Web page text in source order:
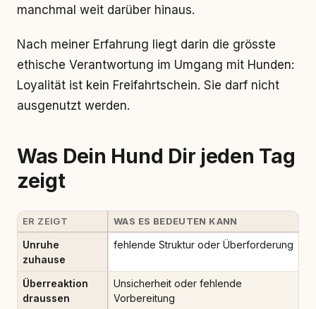
manchmal weit darüber hinaus.
Nach meiner Erfahrung liegt darin die grösste
ethische Verantwortung im Umgang mit Hunden:
Loyalität ist kein Freifahrtschein. Sie darf nicht
ausgenutzt werden.
Was Dein Hund Dir jeden Tag
zeigt
ER ZEIGT WAS ES BEDEUTEN KANN
Unruhe
zuhause
fehlende Struktur oder Überforderung
Überreaktion
draussen
Unsicherheit oder fehlende
Vorbereitung